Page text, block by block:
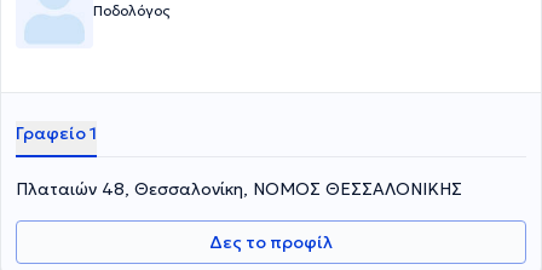
Ποδολόγος
Γραφείο 1
Πλαταιών 48, Θεσσαλονίκη, ΝΟΜΟΣ ΘΕΣΣΑΛΟΝΙΚΗΣ
Δες το προφίλ